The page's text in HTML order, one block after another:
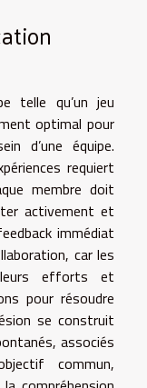
telle qu’un jeu
optimal pour
d’une équipe.
requiert
membre doit
activement et
immédiat
car les
leurs efforts et
pour résoudre
se construit
associés
commun,